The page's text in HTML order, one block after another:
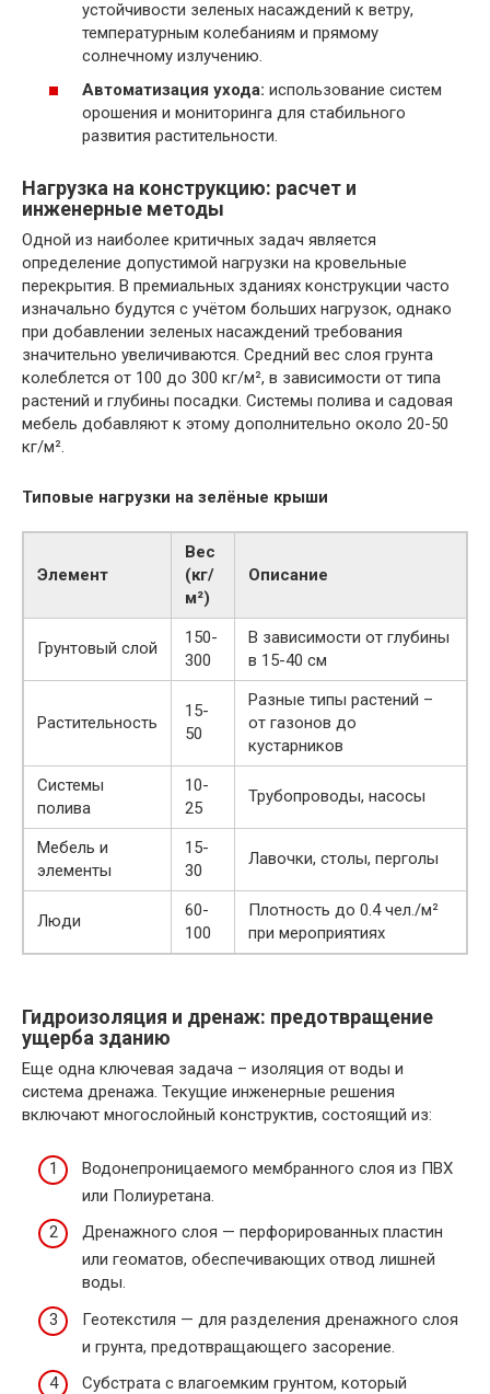
устойчивости зеленых насаждений к ветру,
температурным колебаниям и прямому
солнечному излучению.
Автоматизация ухода: использование систем
орошения и мониторинга для стабильного
развития растительности.
Нагрузка на конструкцию: расчет и
инженерные методы
Одной из наиболее критичных задач является
определение допустимой нагрузки на кровельные
перекрытия. В премиальных зданиях конструкции часто
изначально будутся с учётом больших нагрузок, однако
при добавлении зеленых насаждений требования
значительно увеличиваются. Средний вес слоя грунта
колеблется от 100 до 300 кг/м², в зависимости от типа
растений и глубины посадки. Системы полива и садовая
мебель добавляют к этому дополнительно около 20-50
кг/м².
Типовые нагрузки на зелёные крыши
Элемент
Вес
(кг/
м²)
Описание
Грунтовый слой
150-
300
В зависимости от глубины
в 15-40 см
Растительность
15-
50
Разные типы растений –
от газонов до
кустарников
Системы
полива
10-
25
Трубопроводы, насосы
Мебель и
элементы
15-
30
Лавочки, столы, перголы
Люди
60-
100
Плотность до 0.4 чел./м²
при мероприятиях
Гидроизоляция и дренаж: предотвращение
ущерба зданию
Еще одна ключевая задача – изоляция от воды и
система дренажа. Текущие инженерные решения
включают многослойный конструктив, состоящий из:
Водонепроницаемого мембранного слоя из ПВХ
или Полиуретана.
Дренажного слоя — перфорированных пластин
или геоматов, обеспечивающих отвод лишней
воды.
Геотекстиля — для разделения дренажного слоя
и грунта, предотвращающего засорение.
Субстрата с влагоемким грунтом, который